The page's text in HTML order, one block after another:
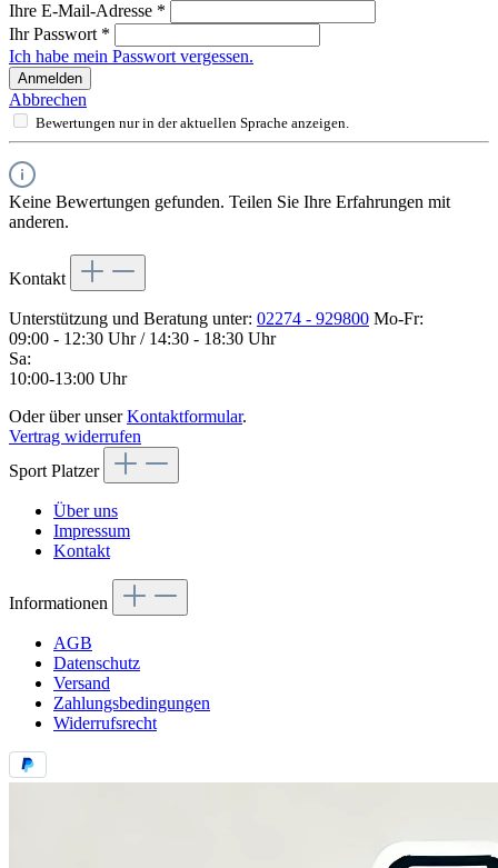
Ihre E-Mail-Adresse *
Ihr Passwort *
Ich habe mein Passwort vergessen.
Anmelden
Abbrechen
Bewertungen nur in der aktuellen Sprache anzeigen.
Keine Bewertungen gefunden. Teilen Sie Ihre Erfahrungen mit
anderen.
Kontakt
Unterstützung und Beratung unter: 02274 - 929800 Mo-Fr:
09:00 - 12:30 Uhr / 14:30 - 18:30 Uhr
Sa:
10:00-13:00 Uhr
Oder über unserKontaktformular.
Vertrag widerrufen
Sport Platzer
Über uns
Impressum
Kontakt
Informationen
AGB
Datenschutz
Versand
Zahlungsbedingungen
Widerrufsrecht